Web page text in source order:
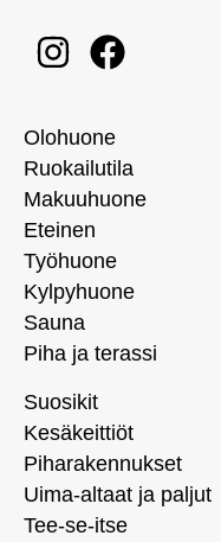
Olohuone
Ruokailutila
Makuuhuone
Eteinen
Työhuone
Kylpyhuone
Sauna
Piha ja terassi
Suosikit
Kesäkeittiöt
Piharakennukset
Uima-altaat ja paljut
Tee-se-itse